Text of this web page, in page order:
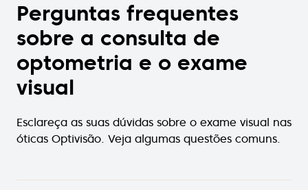
Perguntas frequentes
sobre a consulta de
optometria e o exame
visual
Esclareça as suas dúvidas sobre o exame visual nas
óticas Optivisão. Veja algumas questões comuns.